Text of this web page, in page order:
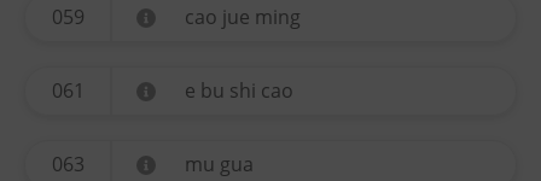
059 cao jue ming
061 e bu shi cao
063 mu gua